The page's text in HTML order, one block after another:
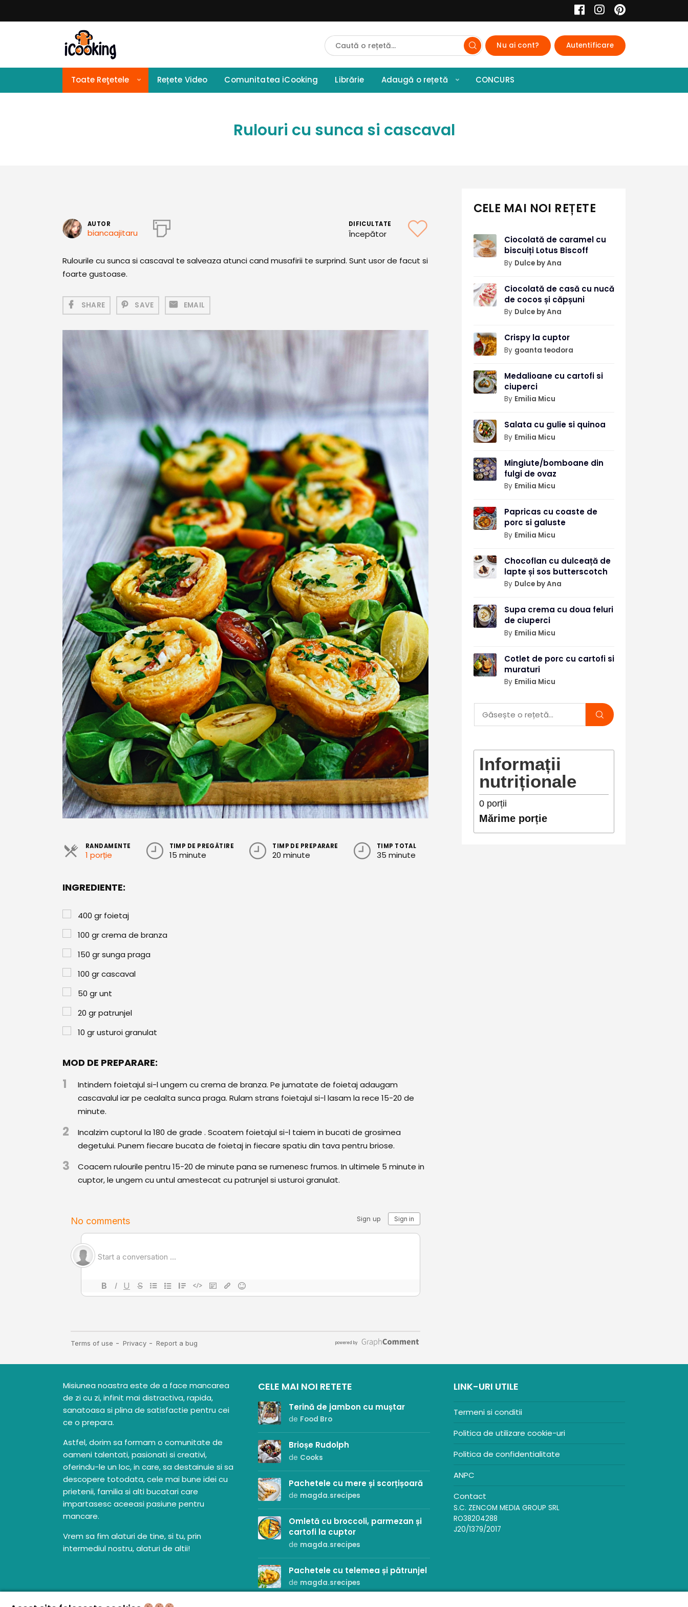
Cauta
Retete
Nu ai cont? Autentificare
Toate Reţetele Rețete Video Comunitatea iCooking Librărie Adaugă o rețetă CONCURS
Rulouri cu sunca si cascaval
AUTOR
biancaajitaru
DIFICULTATE
Începător
Rulourile cu sunca si cascaval te salveaza atunci cand musafirii te surprind. Sunt usor de facut si
foarte gustoase.
SHARE SAVE EMAIL
RANDAMENTE
1 porție
TIMP DE PREGĂTIRE
15 minute
TIMP DE PREPARARE
20 minute
TIMP TOTAL
35 minute
INGREDIENTE:
400 gr foietaj
100 grcrema de branza
150 grsunga praga
100 grcascaval
50 grunt
20 grpatrunjel
10 grusturoi granulat
MOD DE PREPARARE:
1
Intindem foietajul si-l ungem cu crema de branza. Pe jumatate de foietaj adaugam
cascavalul iar pe cealalta sunca praga. Rulam strans foietajul si-l lasam la rece 15-20 de
minute.
2
Incalzim cuptorul la 180 de grade . Scoatem foietajul si-l taiem in bucati de grosimea
degetului. Punem fiecare bucata de foietaj in fiecare spatiu din tava pentru briose.
3
Coacem rulourile pentru 15-20 de minute pana se rumenesc frumos. In ultimele 5 minute in
cuptor, le ungem cu untul amestecat cu patrunjel si usturoi granulat.
CELE MAI NOI REȚETE
Ciocolată de caramel cu
biscuiți Lotus Biscoff
By Dulce by Ana
Ciocolată de casă cu nucă
de cocos și căpșuni
By Dulce by Ana
Crispy la cuptor
By goanta teodora
Medalioane cu cartofi si
ciuperci
By Emilia Micu
Salata cu gulie si quinoa
By Emilia Micu
Mingiute/bomboane din
fulgi de ovaz
By Emilia Micu
Papricas cu coaste de
porc si galuste
By Emilia Micu
Chocoflan cu dulceață de
lapte și sos butterscotch
By Dulce by Ana
Supa crema cu doua feluri
de ciuperci
By Emilia Micu
Cotlet de porc cu cartofi si
muraturi
By Emilia Micu
Informații
nutriționale
0porții
Mărime porție
Misiunea noastra este de a face mancarea
de zi cu zi, infinit mai distractiva, rapida,
sanatoasa si plina de satisfactie pentru cei
ce o prepara.
Astfel, dorim sa formam o comunitate de
oameni talentati, pasionati si creativi,
oferindu-le un loc, in care, sa destainuie si sa
descopere totodata, cele mai bune idei cu
prietenii, familia si alti bucatari care
impartasesc aceeasi pasiune pentru
mancare.
Vrem sa fim alaturi de tine, si tu, prin
intermediul nostru, alaturi de altii!
CELE MAI NOI RETETE
Terină de jambon cu muștar
de Food Bro
Brioșe Rudolph
de Cooks
Pachetele cu mere și scorțișoară
de magda.srecipes
Omletă cu broccoli, parmezan și
cartofi la cuptor
de magda.srecipes
Pachetele cu telemea și pătrunjel
de magda.srecipes
LINK-URI UTILE
Termeni si conditii
Politica de utilizare cookie-uri
Politica de confidentialitate
ANPC
Contact
S.C. ZENCOM MEDIA GROUP SRL
RO38204288
J20/1379/2017